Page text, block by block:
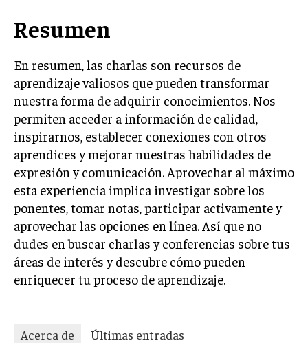
Resumen
En resumen, las charlas son recursos de
aprendizaje valiosos que pueden transformar
nuestra forma de adquirir conocimientos. Nos
permiten acceder a información de calidad,
inspirarnos, establecer conexiones con otros
aprendices y mejorar nuestras habilidades de
expresión y comunicación. Aprovechar al máximo
esta experiencia implica investigar sobre los
ponentes, tomar notas, participar activamente y
aprovechar las opciones en línea. Así que no
dudes en buscar charlas y conferencias sobre tus
áreas de interés y descubre cómo pueden
enriquecer tu proceso de aprendizaje.
Acerca de
Últimas entradas